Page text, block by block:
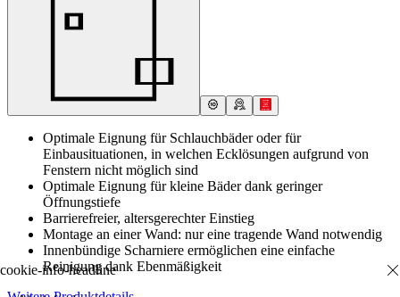
Optimale Eignung für Schlauchbäder oder für
Einbausituationen, in welchen Ecklösungen aufgrund von
Fenstern nicht möglich sind
Optimale Eignung für kleine Bäder dank geringer
Öffnungstiefe
Barrierefreier, altersgerechter Einstieg
Montage an einer Wand: nur eine tragende Wand notwendig
Innenbündige Scharniere ermöglichen eine einfache
Reinigung dank Ebenmäßigkeit